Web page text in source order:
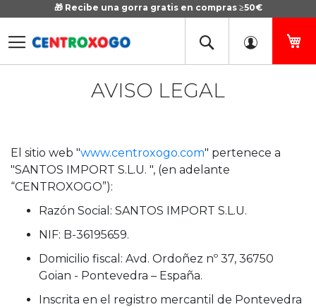
🎁 Recibe una gorra gratis en compras ≥50€
Ir
AVISO LEGAL
El sitio web "www.centroxogo.com" pertenece a
"SANTOS IMPORT S.L.U. ", (en adelante
“CENTROXOGO”):
Razón Social: SANTOS IMPORT S.L.U.
NIF: B-36195659.
Domicilio fiscal: Avd. Ordoñez nº 37, 36750
Goian - Pontevedra – España.
Inscrita en el registro mercantil de Pontevedra